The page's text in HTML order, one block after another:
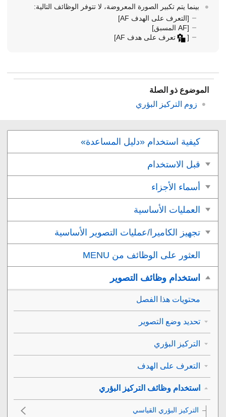
بينما يتم تكبير الصورة المعروضة، لا تتوفر الوظائف التالية:
[التعرف على الهدف AF‎‏]
[‏‎‏AF المسبق]
[
تعرف على هدف AF‎‏]
الموضوع ذو الصلة
زوم التركيز البؤري
كيفية استخدام «دليل المساعدة»
قبل الاستخدام
أسماء الأجزاء
العمليات الأساسية
تجهيز الكاميرا/عمليات التصوير الأساسية
العثور على الوظائف من MENU
استخدام وظائف التصوير
محتويات هذا الفصل
تحديد وضع التصوير
التركيز البؤري
التعرف على الهدف
استخدام وظائف التركيز البؤري